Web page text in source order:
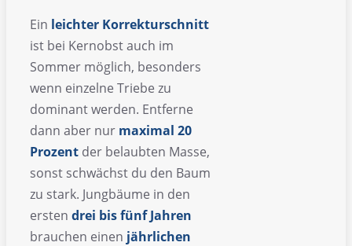
Ein leichter Korrekturschnitt
ist bei Kernobst auch im
Sommer möglich, besonders
wenn einzelne Triebe zu
dominant werden. Entferne
dann aber nur maximal 20
Prozent der belaubten Masse,
sonst schwächst du den Baum
zu stark. Jungbäume in den
ersten drei bis fünf Jahren
brauchen einen jährlichen